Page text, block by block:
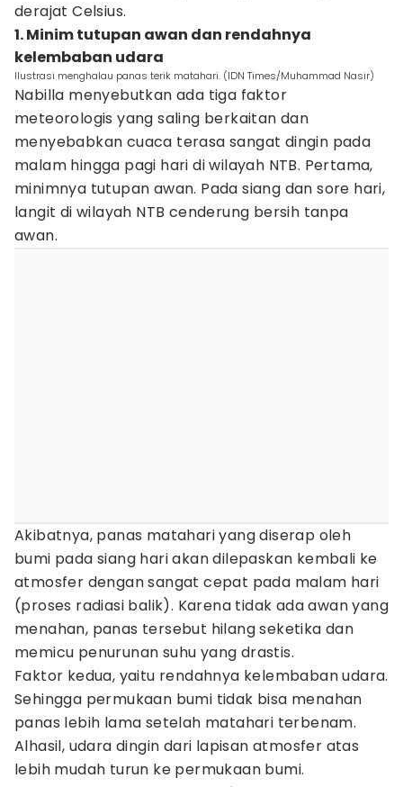
derajat Celsius.
1. Minim tutupan awan dan rendahnya
kelembaban udara
Ilustrasi menghalau panas terik matahari. (IDN Times/Muhammad Nasir)
Nabilla menyebutkan ada tiga faktor
meteorologis yang saling berkaitan dan
menyebabkan cuaca terasa sangat dingin pada
malam hingga pagi hari di wilayah NTB. Pertama,
minimnya tutupan awan. Pada siang dan sore hari,
langit di wilayah NTB cenderung bersih tanpa
awan.
Akibatnya, panas matahari yang diserap oleh
bumi pada siang hari akan dilepaskan kembali ke
atmosfer dengan sangat cepat pada malam hari
(proses radiasi balik). Karena tidak ada awan yang
menahan, panas tersebut hilang seketika dan
memicu penurunan suhu yang drastis.
Faktor kedua, yaitu rendahnya kelembaban udara.
Sehingga permukaan bumi tidak bisa menahan
panas lebih lama setelah matahari terbenam.
Alhasil, udara dingin dari lapisan atmosfer atas
lebih mudah turun ke permukaan bumi.